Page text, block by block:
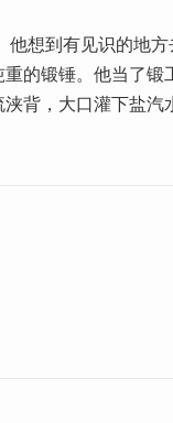
想到有见识的地方
的锻锤。他当了锻
背，大口灌下盐汽